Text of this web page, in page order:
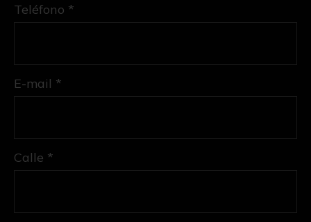
Teléfono *
E-mail *
Calle *